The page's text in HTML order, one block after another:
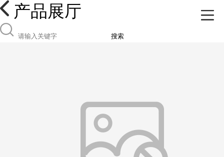
产品展厅
搜索